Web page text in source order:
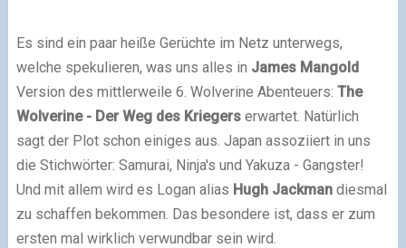
Es sind ein paar heiße Gerüchte im Netz unterwegs,
welche spekulieren, was uns alles in James Mangold
Version des mittlerweile 6. Wolverine Abenteuers: The
Wolverine - Der Weg des Kriegerserwartet. Natürlich
sagt der Plot schon einiges aus. Japan assoziiert in uns
die Stichwörter: Samurai, Ninja's und Yakuza - Gangster!
Und mit allem wird es Logan alias Hugh Jackmandiesmal
zu schaffen bekommen. Das besondere ist, dass er zum
ersten mal wirklich verwundbar sein wird.